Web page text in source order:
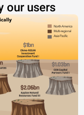
our users